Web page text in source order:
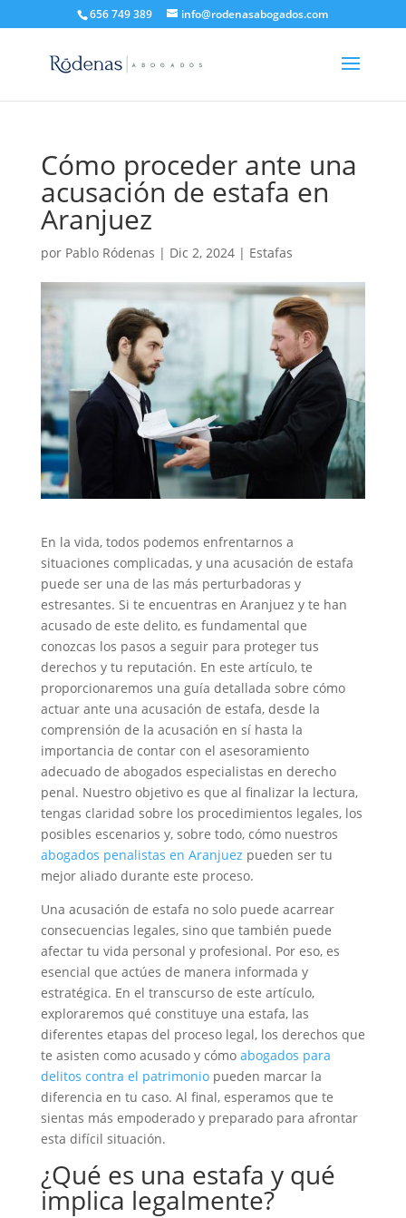
656 749 389 info@rodenasabogados.com
Cómo proceder ante una
acusación de estafa en
Aranjuez
por Pablo Ródenas | Dic 2, 2024| Estafas
En la vida, todos podemos enfrentarnos a
situaciones complicadas, y una acusación de estafa
puede ser una de las más perturbadoras y
estresantes. Si te encuentras en Aranjuez y te han
acusado de este delito, es fundamental que
conozcas los pasos a seguir para proteger tus
derechos y tu reputación. En este artículo, te
proporcionaremos una guía detallada sobre cómo
actuar ante una acusación de estafa, desde la
comprensión de la acusación en sí hasta la
importancia de contar con el asesoramiento
adecuado de abogados especialistas en derecho
penal. Nuestro objetivo es que al finalizar la lectura,
tengas claridad sobre los procedimientos legales, los
posibles escenarios y, sobre todo, cómo nuestros
abogados penalistas en Aranjuez pueden ser tu
mejor aliado durante este proceso.
Una acusación de estafa no solo puede acarrear
consecuencias legales, sino que también puede
afectar tu vida personal y profesional. Por eso, es
esencial que actúes de manera informada y
estratégica. En el transcurso de este artículo,
exploraremos qué constituye una estafa, las
diferentes etapas del proceso legal, los derechos que
te asisten como acusado y cómo abogados para
delitos contra el patrimoniopueden marcar la
diferencia en tu caso. Al final, esperamos que te
sientas más empoderado y preparado para afrontar
esta difícil situación.
¿Qué es una estafa y qué
implica legalmente?